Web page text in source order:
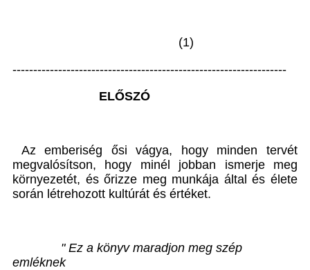
(1)
------------------------------------------------------------------
ELŐSZÓ
Az emberiség ősi vágya, hogy minden tervét
megvalósítson, hogy minél jobban ismerje meg
környezetét, és őrizze meg munkája által és élete
során létrehozott kultúrát és értéket.
" Ez a könyv maradjon meg szép
emléknek